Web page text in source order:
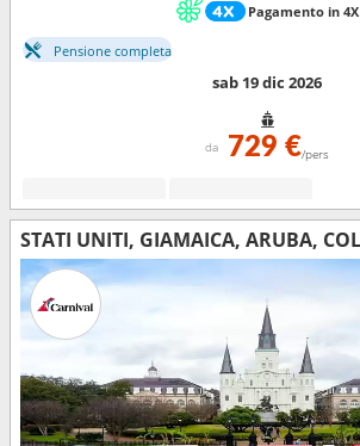
Pagamento in 4X
Pensione completa
sab 19 dic 2026
da 729 €/pers